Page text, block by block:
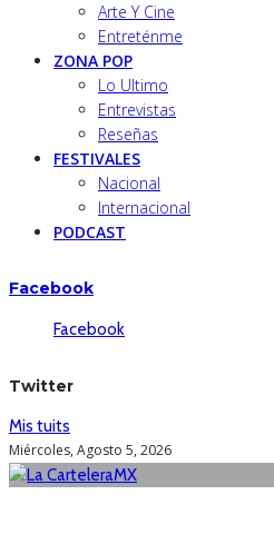
Arte Y Cine
Entreténme
ZONA POP
Lo Ultimo
Entrevistas
Reseñas
FESTIVALES
Nacional
Internacional
PODCAST
Facebook
Facebook
Twitter
Mis tuits
Miércoles, Agosto 5, 2026